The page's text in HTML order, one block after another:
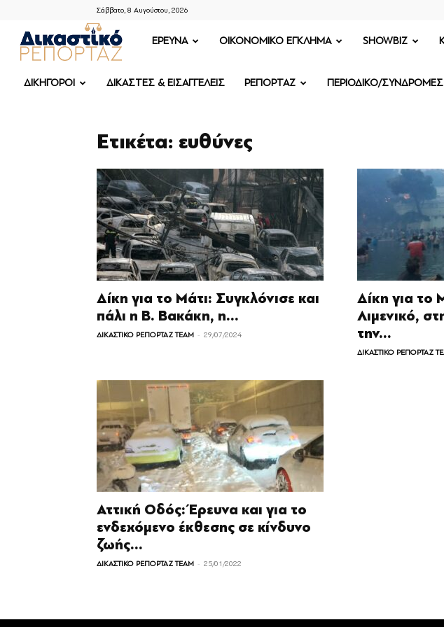
Σάββατο, 8 Αυγούστου, 2026
ΔΙΚΑΣΤΙΚΟ
ΡΕΠΟΡΤΑΖ
ΕΡΕΥΝΑ OIKONOMIKO ΕΓΚΛΗΜΑ SHOWBIZ
ΔΙΚΗΓΟΡΟΙ ΔΙΚΑΣΤΕΣ & ΕΙΣΑΓΓΕΛΕΙΣ ΡΕΠΟΡΤΑΖ ΠΕΡΙΟΔΙΚΟ/ΣΥΝΔΡΟΜΕΣ
Ετικέτα: ευθύνες
Δίκη για το Μάτι: Συγκλόνισε και
πάλι η Β. Βακάκη, η...
ΔΙΚΑΣΤΙΚΟ ΡΕΠΟΡΤΑΖ TEAM - 29/07/2024
Δίκη για το
Λιμενικό,
την...
ΔΙΚΑΣΤΙΚΟ ΡΕΠΟΡΤΑΖ
Αττική Οδός: Έρευνα και για το
ενδεχόμενο έκθεσης σε κίνδυνο
ζωής...
ΔΙΚΑΣΤΙΚΟ ΡΕΠΟΡΤΑΖ TEAM - 25/01/2022